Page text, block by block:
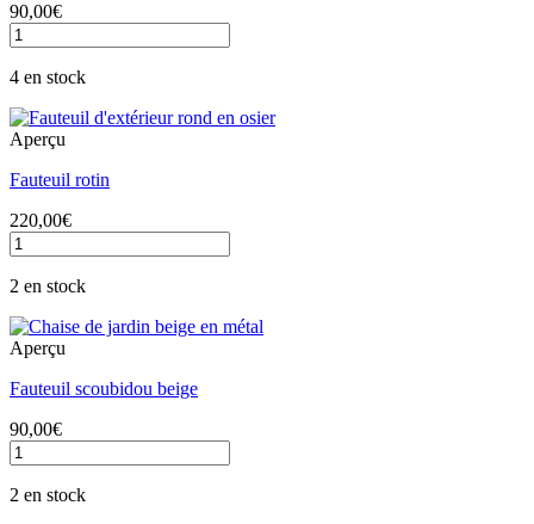
90,00€
quantité
de
Fauteuil
scoubidou
4 en stock
Aperçu
Fauteuil rotin
220,00€
quantité
de
Fauteuil
2 en stock
Aperçu
Fauteuil scoubidou beige
90,00€
quantité
de
Fauteuil
2 en stock